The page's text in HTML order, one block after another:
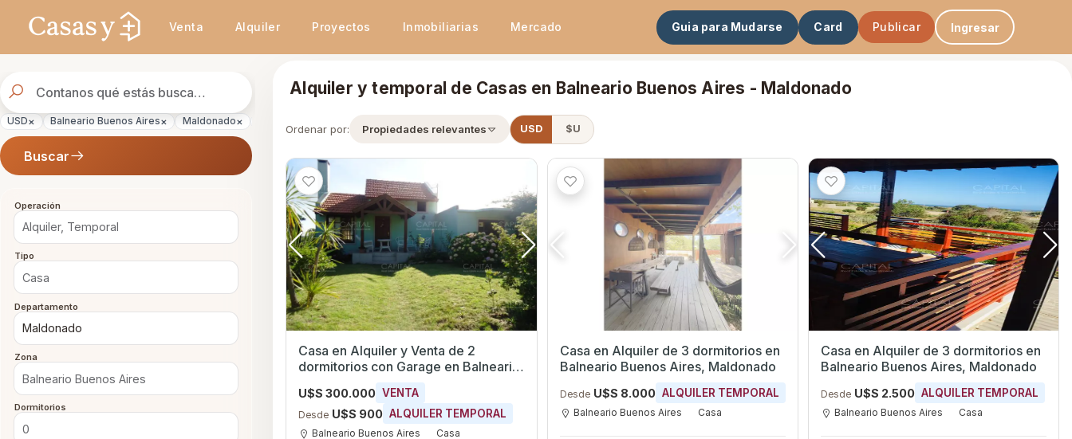
Venta Alquiler Proyectos Inmobiliarias Mercado Guia para Mudarse Card Publicar Ingresar
de
propiedades
USD× Balneario Buenos Aires× Maldonado×
Buscar
Operación
Tipo
Departamento
Zona
Dormitorios
Alquiler y temporal de Casas en Balneario Buenos Aires - Maldonado
Ordenar por: Propiedades relevantes USD $U
Casa en Alquiler y Venta de 2
dormitorios con Garage en Balneario
Buenos Aires, Maldonado
U$S 300.000 VENTA
Desde U$S 900 ALQUILER TEMPORAL
Balneario Buenos Aires Casa
Casa en Alquiler de 3 dormitorios en
Balneario Buenos Aires, Maldonado
Desde U$S 8.000 ALQUILER TEMPORAL
Balneario Buenos Aires Casa
Casa en Alquiler de 3 dormitorios en
Balneario Buenos Aires, Maldonado
Desde U$S 2.500 ALQUILER TEMPORAL
Balneario Buenos Aires Casa